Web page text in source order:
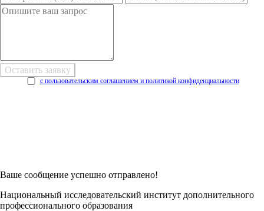
с пользовательским соглашением и политикой конфиденциальности
Ваше сообщение успешно отправлено!
Национальный исследовательский институт дополнительного
профессионального образования